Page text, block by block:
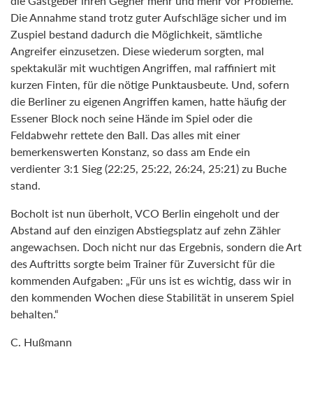
Die Annahme stand trotz guter Aufschläge sicher und im
Zuspiel bestand dadurch die Möglichkeit, sämtliche
Angreifer einzusetzen. Diese wiederum sorgten, mal
spektakulär mit wuchtigen Angriffen, mal raffiniert mit
kurzen Finten, für die nötige Punktausbeute. Und, sofern
die Berliner zu eigenen Angriffen kamen, hatte häufig der
Essener Block noch seine Hände im Spiel oder die
Feldabwehr rettete den Ball. Das alles mit einer
bemerkenswerten Konstanz, so dass am Ende ein
verdienter 3:1 Sieg (22:25, 25:22, 26:24, 25:21) zu Buche
stand.
Bocholt ist nun überholt, VCO Berlin eingeholt und der
Abstand auf den einzigen Abstiegsplatz auf zehn Zähler
angewachsen. Doch nicht nur das Ergebnis, sondern die Art
des Auftritts sorgte beim Trainer für Zuversicht für die
kommenden Aufgaben: „Für uns ist es wichtig, dass wir in
den kommenden Wochen diese Stabilität in unserem Spiel
behalten.“
C. Hußmann